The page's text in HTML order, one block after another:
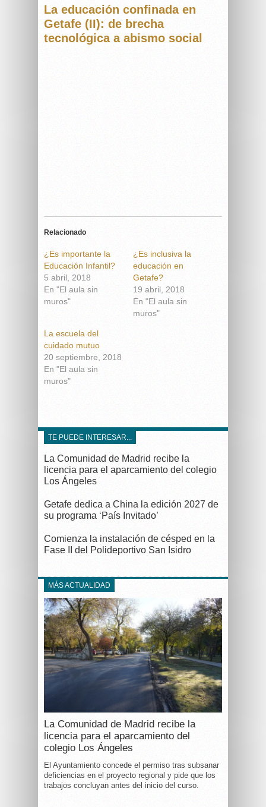
La educación confinada en
Getafe (II): de brecha
tecnológica a abismo social
Relacionado
¿Es importante la
Educación Infantil?
5 abril, 2018
En "El aula sin
muros"
¿Es inclusiva la
educación en
Getafe?
19 abril, 2018
En "El aula sin
muros"
La escuela del
cuidado mutuo
20 septiembre, 2018
En "El aula sin
muros"
TE PUEDE INTERESAR...
La Comunidad de Madrid recibe la
licencia para el aparcamiento del colegio
Los Ángeles
Getafe dedica a China la edición 2027 de
su programa ‘País Invitado’
Comienza la instalación de césped en la
Fase II del Polideportivo San Isidro
MÁS ACTUALIDAD
La Comunidad de Madrid recibe la
licencia para el aparcamiento del
colegio Los Ángeles
El Ayuntamiento concede el permiso tras subsanar
deficiencias en el proyecto regional y pide que los
trabajos concluyan antes del inicio del curso.